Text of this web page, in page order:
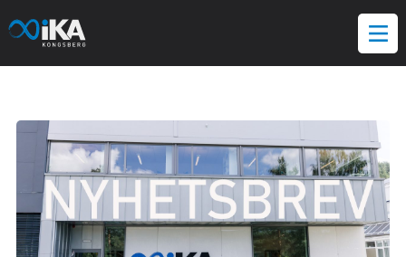
Hopp
til